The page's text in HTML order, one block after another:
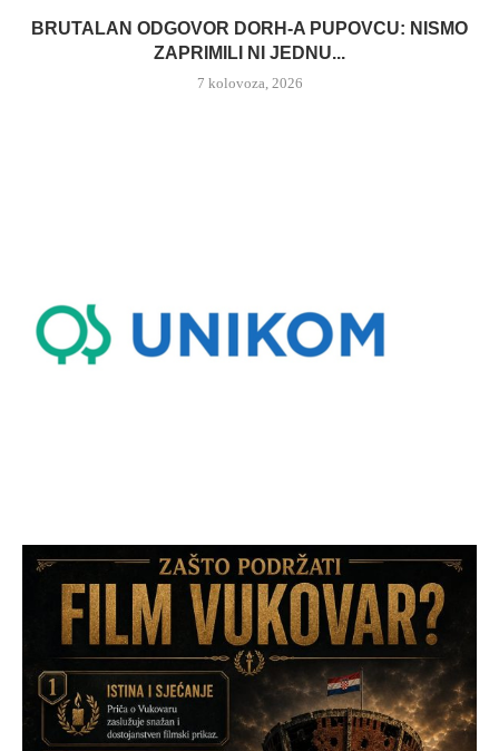
BRUTALAN ODGOVOR DORH-A PUPOVCU: NISMO
ZAPRIMILI NI JEDNU...
7 kolovoza, 2026